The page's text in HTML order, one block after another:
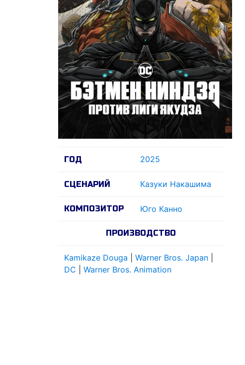
ГОД 2025
СЦЕНАРИЙ Казуки Накашима
КОМПОЗИТОР Юго Канно
ПРОИЗВОДСТВО
Kamikaze Douga Warner Bros. Japan
DC
Warner Bros. Animation